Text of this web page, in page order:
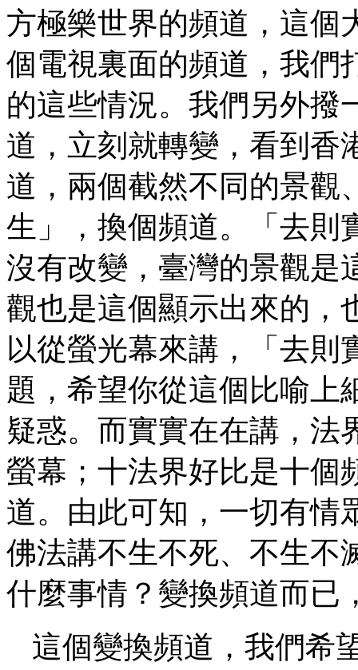
方極樂世界的頻道，這個
個電視裏面的頻道，我們
的這些情況。我們另外撥
道，立刻就轉變，看到香
道，兩個截然不同的景觀
生」，換個頻道。「去則
沒有改變，臺灣的景觀是
觀也是這個顯示出來的，
以從螢光幕來講，「去則
題，希望你從這個比喻上
疑惑。而實實在在講，法
螢幕；十法界好比是十個
道。由此可知，一切有情
佛法講不生不死、不生不
什麼事情？變換頻道而已
這個變換頻道，我們希